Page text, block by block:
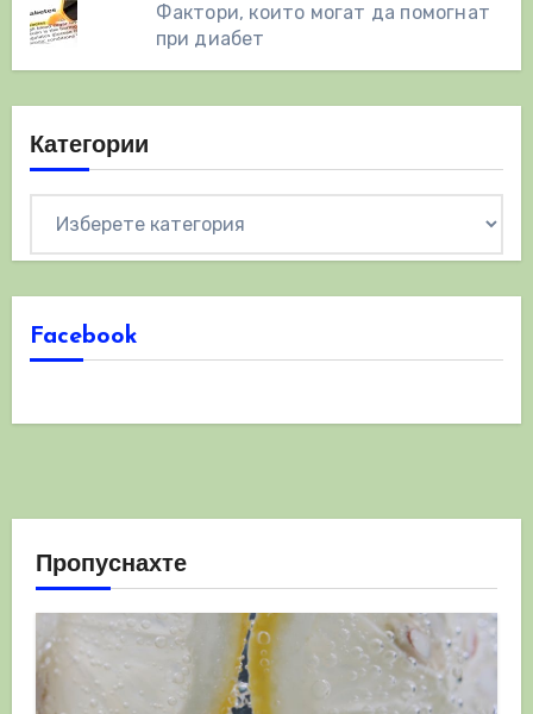
Фактори, които могат да помогнат
при диабет
Категории
Facebook
Пропуснахте